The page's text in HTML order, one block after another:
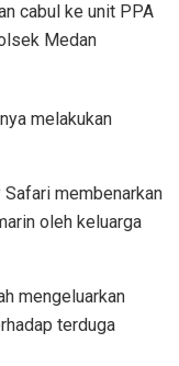
cabul ke unit PPA
Medan
melakukan
membenarkan
oleh keluarga
mengeluarkan
terduga